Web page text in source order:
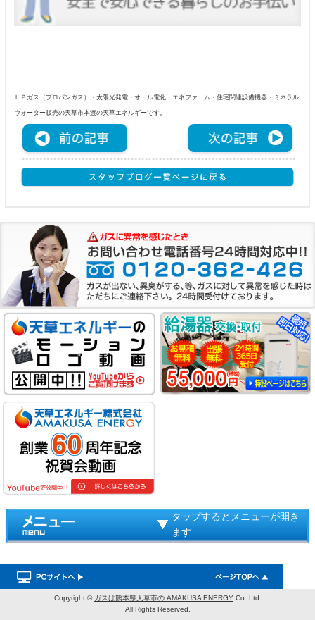
ＬＰガス（プロパンガス）・太陽光発電・オール電化・エネファーム・住宅関連設備機器・ミネラル
ウォーター販売の天草市本渡の天草エネルギーです。
タップするとメニューが開き
ます
Copyright © ガスは熊本県天草市の AMAKUSA ENERGYCo. Ltd.
All Rights Reserved.